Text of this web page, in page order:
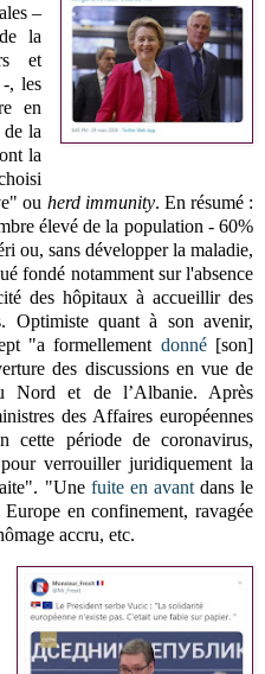
–
la
et
, les
en
la
la
ou herd immunity. En résumé :
élevé de la population - 60%
ou, sans développer la maladie,
fondé notamment sur l'absence
des hôpitaux à accueillir des
Optimiste quant à son avenir,
"a formellement donné[son]
des discussions en vue de
Nord et de l’Albanie. Après
des Affaires européennes
cette période de coronavirus,
verrouiller juridiquement la
"Une fuite en avantdans le
en confinement, ravagée
accru, etc.